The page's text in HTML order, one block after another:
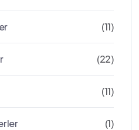
(11)
(22)
(11)
(1)